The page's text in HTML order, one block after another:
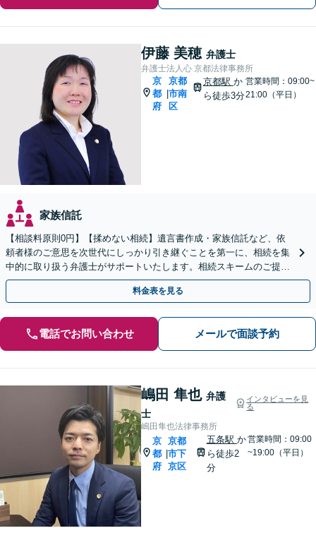
伊藤 美穂 弁護士
弁護士法人心 京都法律事務所
京
都
府
京都
市南
区
京都駅 か
ら徒歩3分
営業時間：09:00~
21:00（平日）
家族信託
【相談料原則0円】【揉めない相続】遺言書作成・家族信託など、依
頼者様のご意思を次世代にしっかり引き継ぐことを第一に、相続を集
中的に取り扱う弁護士がサポートいたします。相続スキームのご提案
から遺言執行まで責任を持って対応させていただきます。
料金表を見る
電話でお問い合わせ メールで面談予約
嶋田 隼也 弁護
士
インタビューを見
る
嶋田隼也法律事務所
京
都
府
|
京都
市下
京区
五条駅 か
ら徒歩2
分
営業時間：09:00
~19:00（平日）